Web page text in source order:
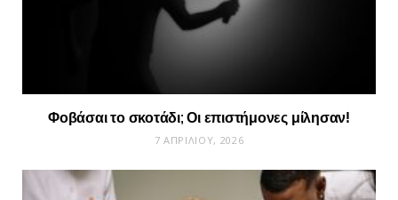
Φοβάσαι το σκοτάδι; Οι επιστήμονες μίλησαν!
7 ΑΠΡΙΛΊΟΥ, 2026